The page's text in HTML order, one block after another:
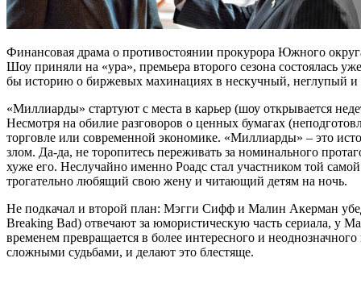
Финансовая драма о противостоянии прокурора Южного
Шоу приняли на «ура», премьера второго сезона состоялась
бы историю о биржевых махинациях в нескучный, неглупый и
«Миллиарды» стартуют с места в карьер (шоу открывается
Несмотря на обилие разговоров о ценных бумагах
торговле или современной экономике. «Миллиарды» – это
злом. Да-да, не торопитесь переживать за номинального
хуже его. Неслучайно именно Роадс стал участником той
трогательно любящий свою жену и читающий детям на ночь.
Не подкачал и второй план: Мэгги Сифф и Малин Акерман
Breaking Bad) отвечают за юмористическую часть сериала, у
временем превращается в более интересного и
сложными судьбами, и делают это блестяще.